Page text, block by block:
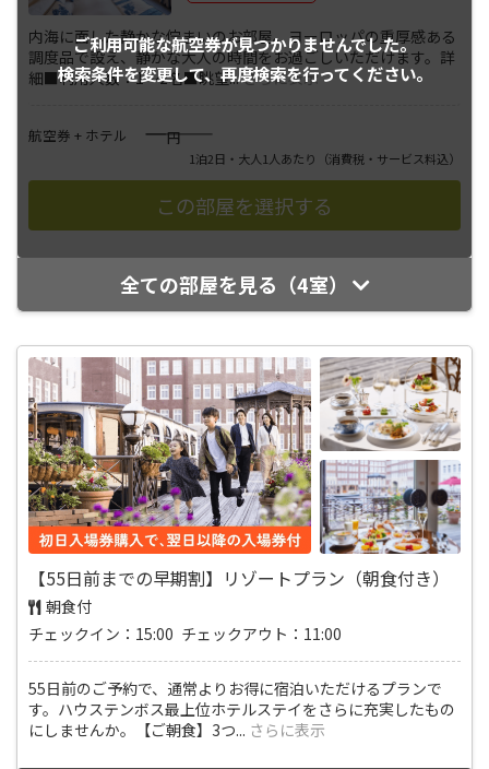
ご利用可能な航空券が見つかりませんでした。
検索条件を変更して、再度検索を行ってください。
内海に面した静かな佇まいのお部屋。ヨーロッパの重厚感ある
調度品で設え、静かな大人の時間をお過ごしいただけます。詳
細■利用人数：1～2名■眺望...さらに表示
航空券 + ホテル ――――円
1泊2日・大人1人あたり （消費税・サービス料込）
全ての部屋を見る（4室）
【55日前までの早期割】リゾートプラン（朝食付き）
朝食付
チェックイン：15:00 チェックアウト：11:00
55日前のご予約で、通常よりお得に宿泊いただけるプランで
す。ハウステンボス最上位ホテルステイをさらに充実したもの
にしませんか。【ご朝食】3つ... さらに表示